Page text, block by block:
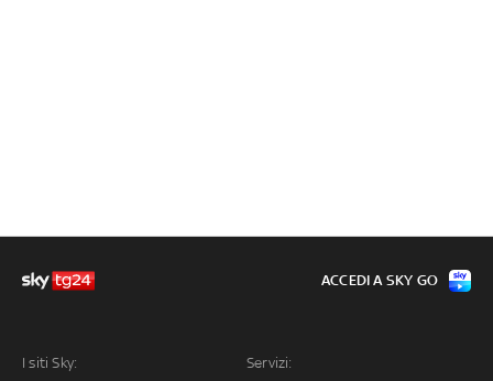
I siti Sky: Servizi:
ACCEDI A SKY GO